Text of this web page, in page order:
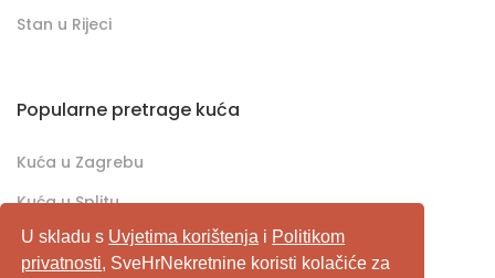
U skladu s Uvjetima korištenja i Politikom
privatnosti, SveHrNekretnine koristi kolačiće za
Stan u Rijeci
Popularne pretrage kuća
Kuća u Zagrebu
Kuća u Splitu
Kuća u Rijeci